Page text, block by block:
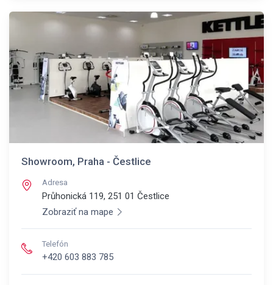
Showroom, Praha - Čestlice
Adresa
Průhonická 119, 251 01 Čestlice
Zobraziť na mape
Telefón
+420 603 883 785